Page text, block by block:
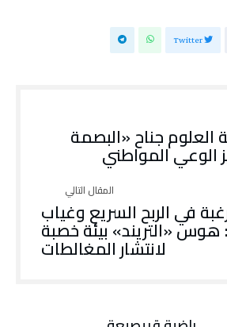
Twitter
العلوم جناح «البصمة
الوعي المواطني
في الربح السريع وغياب
«التريند» بيئة خصبة
لانتشار المغالطات